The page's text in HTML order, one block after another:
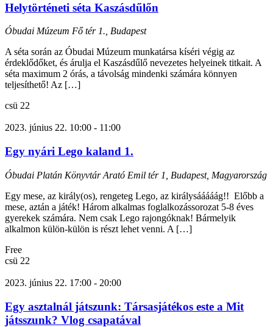
Helytörténeti séta Kaszásdűlőn
Óbudai Múzeum Fő tér 1., Budapest
A séta során az Óbudai Múzeum munkatársa kíséri végig az
érdeklődőket, és árulja el Kaszásdűlő nevezetes helyeinek titkait. A
séta maximum 2 órás, a távolság mindenki számára könnyen
teljesíthető! Az […]
csü 22
2023. június 22. 10:00 - 11:00
Egy nyári Lego kaland 1.
Óbudai Platán KönyvtárArató Emil tér 1, Budapest, Magyarország
Egy mese, az király(os), rengeteg Lego, az királysááááág!! Előbb a
mese, aztán a játék! Három alkalmas foglalkozássorozat 5-8 éves
gyerekek számára. Nem csak Lego rajongóknak! Bármelyik
alkalmon külön-külön is részt lehet venni. A […]
Free
csü 22
2023. június 22. 17:00 - 20:00
Egy asztalnál játszunk: Társasjátékos este a Mit
játsszunk? Vlog csapatával